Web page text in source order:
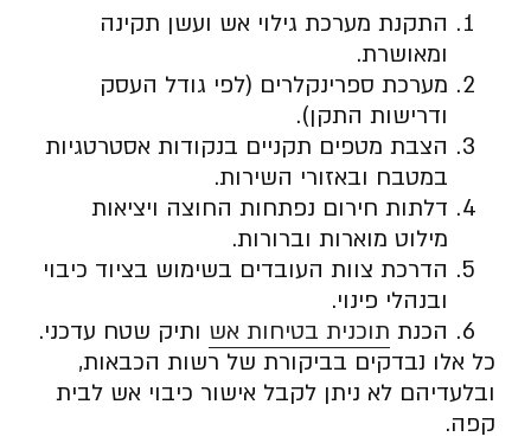
התקנת מערכת גילוי אש ועשן תקינה
ומאושרת.
מערכת ספרינקלרים (לפי גודל העסק
ודרישות התקן).
הצבת מטפים תקניים בנקודות אסטרטגיות
במטבח ובאזורי השירות.
דלתות חירום נפתחות החוצה ויציאות
מילוט מוארות וברורות.
הדרכת צוות העובדים בשימוש בציוד כיבוי
ובנהלי פינוי.
הכנת תוכנית בטיחות אש ותיק שטח עדכני.
כל אלו נבדקים בביקורת של רשות הכבאות,
ובלעדיהם לא ניתן לקבל אישור כיבוי אש לבית
קפה.